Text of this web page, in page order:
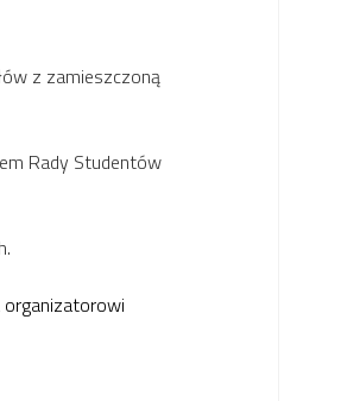
z zamieszczoną
Rady Studentów